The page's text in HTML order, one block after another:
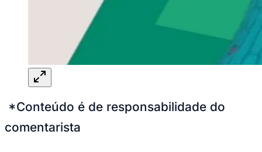
*Conteúdo é de responsabilidade do
comentarista